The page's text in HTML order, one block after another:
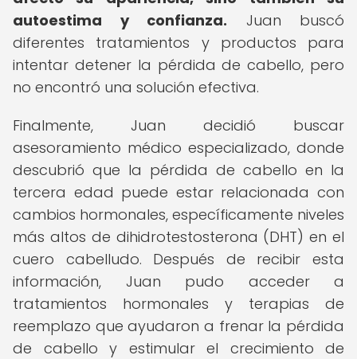
autoestima y confianza. Juan buscó
diferentes tratamientos y productos para
intentar detener la pérdida de cabello, pero
no encontró una solución efectiva.
Finalmente, Juan decidió buscar
asesoramiento médico especializado, donde
descubrió que la pérdida de cabello en la
tercera edad puede estar relacionada con
cambios hormonales, específicamente niveles
más altos de dihidrotestosterona (DHT) en el
cuero cabelludo. Después de recibir esta
información, Juan pudo acceder a
tratamientos hormonales y terapias de
reemplazo que ayudaron a frenar la pérdida
de cabello y estimular el crecimiento de